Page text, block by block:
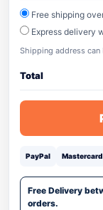
Free shipping
Express delivery
Shipping address
Total
PayPal Mastercard
Free Delivery
orders.